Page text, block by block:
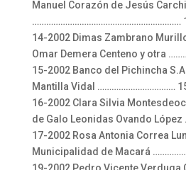
Manuel Corazón de Jesús
………………………………………………………
14-2002 Dimas Zambrano
Omar Demera Centeno y otra
15-2002 Banco del Pichincha
Mantilla Vidal ……………………………
16-2002 Clara Silvia
de Galo Leonidas Ovando
17-2002 Rosa Antonia Correa
Municipalidad de Macará